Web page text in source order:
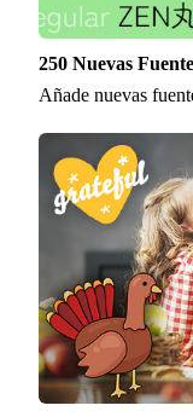
250 Nuevas
Añade nuevas